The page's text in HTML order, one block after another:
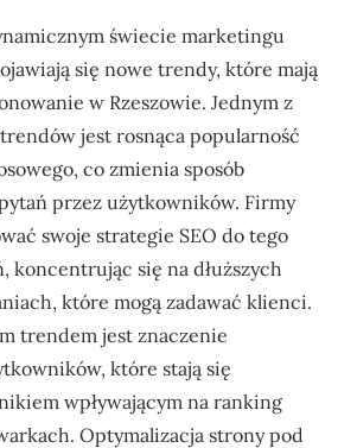
świecie marketingu
się nowe trendy, które mają
w Rzeszowie. Jednym z
jest rosnąca popularność
co zmienia sposób
przez użytkowników. Firmy
swoje strategie SEO do tego
koncentrując się na dłuższych
które mogą zadawać klienci.
trendem jest znaczenie
które stają się
wpływającym na ranking
Optymalizacja strony pod